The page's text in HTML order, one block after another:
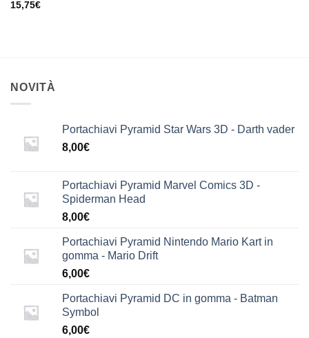
15,75€
NOVITÀ
Portachiavi Pyramid Star Wars 3D - Darth vader
8,00€
Portachiavi Pyramid Marvel Comics 3D -
Spiderman Head
8,00€
Portachiavi Pyramid Nintendo Mario Kart in
gomma - Mario Drift
6,00€
Portachiavi Pyramid DC in gomma - Batman
Symbol
6,00€